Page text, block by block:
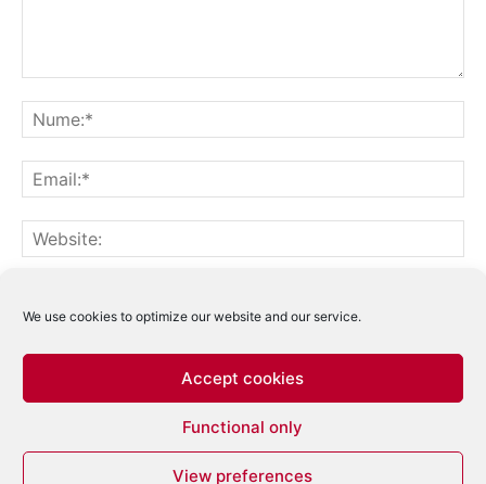
We use cookies to optimize our website and our service.
Accept cookies
Functional only
View preferences
Notifică-mă prin email când sunt publicate articole noi.
Acest site folosește Akismet pentru a reduce
Află cum sunt procesate datele
comentariilor tale